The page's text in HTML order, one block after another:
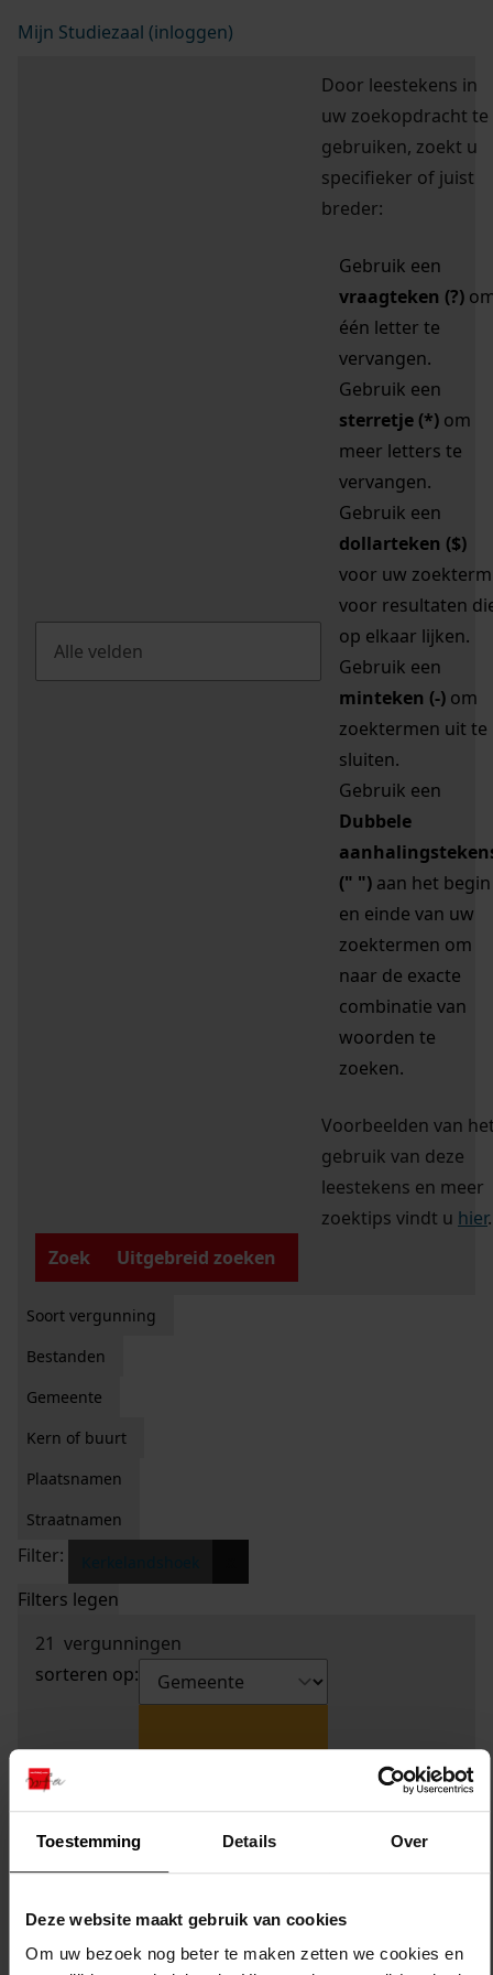
Toestemming Details Over
Deze website maakt gebruik van cookies
Om uw bezoek nog beter te maken zetten we cookies en
Mijn Studiezaal (inloggen)
Door leestekens in
uw zoekopdracht te
gebruiken, zoekt u
specifieker of juist
breder:
Gebruik een
vraagteken (?)
één letter te
vervangen.
Gebruik een
sterretje (*) om
meer letters te
vervangen.
Gebruik een
dollarteken ($)
voor uw zoekterm
voor resultaten
op elkaar lijken.
Gebruik een
minteken (-) om
zoektermen uit te
sluiten.
Gebruik een
Dubbele
(" ") aan het begin
en einde van uw
zoektermen om
naar de exacte
combinatie van
woorden te
zoeken.
Voorbeelden van
gebruik van deze
leestekens en meer
zoektips vindt u hier.
Zoek
Uitgebreid zoeken
Soort vergunning
Bestanden
Gemeente
Kern of buurt
Plaatsnamen
Straatnamen
Filter:
Filters legen
21 vergunningen
sorteren op: